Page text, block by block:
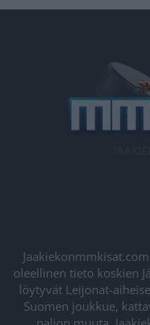
oleellinen tieto koskien
löytyvät Leijonat-
Suomen joukkue,